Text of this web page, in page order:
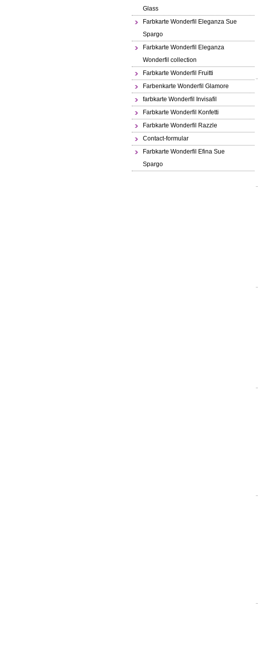
Glass
Farbkarte Wonderfil Eleganza Sue
Spargo
Farbkarte Wonderfil Eleganza
Wonderfil collection
Farbkarte Wonderfil Fruitti
Farbenkarte Wonderfil Glamore
farbkarte Wonderfil Invisafil
Farbkarte Wonderfil Konfetti
Farbkarte Wonderfil Razzle
Contact-formular
Farbkarte Wonderfil Efina Sue
Spargo